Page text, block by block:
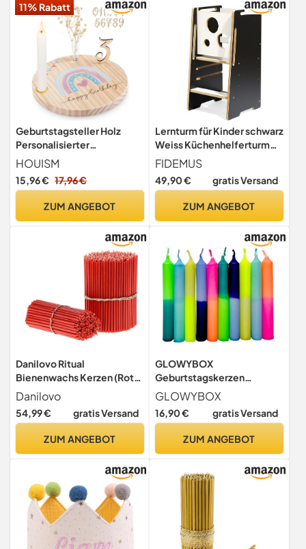
11% Rabatt
Geburtstagsteller Holz
Personalisierter
Geburtstagskranz mit
Kerzenhalter Vase Zahlen
0-9 Gästebuch Geburtstag
Geburtstagsgeschenk für
HOUISM
15,96 € 17,96 €
ZUM ANGEBOT
Lernturm für Kinder schwarz
Weiss Küchenhelferturm
Lernturm Lernstuhl Küche
Kitchen Helper Schemel
Verstellbarer Kinderhocker
Montessori Küchenturm
FIDEMUS
49,90 € gratis Versand
ZUM ANGEBOT
Danilovo Ritual
Bienenwachs Kerzen (Rot) -
Orthodoxe Kerzen für
Gebet Tischdeko Hochzeit
- Ungiftig, Ruß - Tropffrei,
Produkte, N100, Höhe: 16,5
Danilovo
54,99 € gratis Versand
ZUM ANGEBOT
GLOWYBOX
Geburtstagskerzen
Babyfeier Taufe für
Kerzenring Kerzen für
Babygeburtstag
Kinderkerzen
bunt Baumkerzen bunt neon
dip Dye Kerzen happy
rainbow
GLOWYBOX
16,90 € gratis Versand
ZUM ANGEBOT